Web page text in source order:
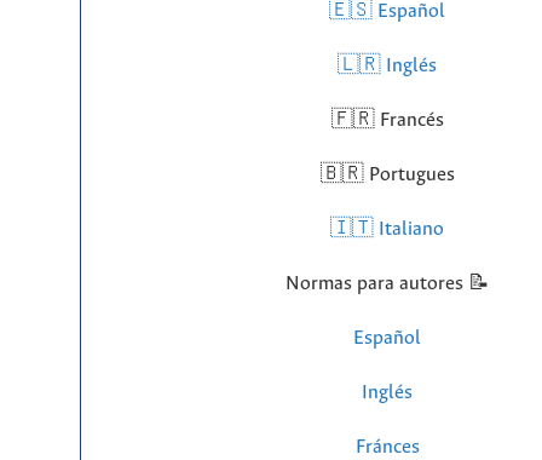
🇪🇸 Español
🇱🇷 Inglés
🇫🇷 Francés
🇧🇷 Portugues
🇮🇹 Italiano
Normas para autores 📝
Español
Inglés
Fránces